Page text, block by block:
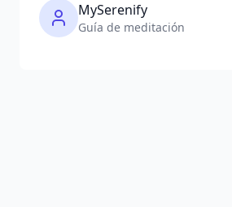
MySerenify
Guía de meditación